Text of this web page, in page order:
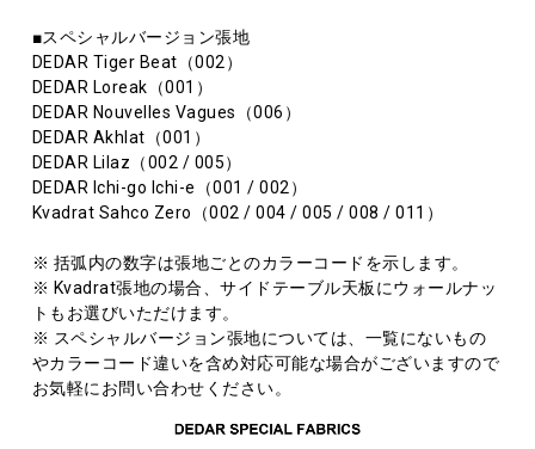
■スペシャルバージョン張地
DEDAR Tiger Beat（002）
DEDAR Loreak（001）
DEDAR Nouvelles Vagues（006）
DEDAR Akhlat（001）
DEDAR Lilaz（002 / 005）
DEDAR Ichi-go Ichi-e（001 / 002）
Kvadrat Sahco Zero（002 / 004 / 005 / 008 / 011）
※ 括弧内の数字は張地ごとのカラーコードを示します。
※ Kvadrat張地の場合、サイドテーブル天板にウォールナッ
トもお選びいただけます。
※ スペシャルバージョン張地については、一覧にないもの
やカラーコード違いを含め対応可能な場合がございますので
お気軽にお問い合わせください。